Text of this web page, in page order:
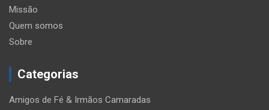
Missão
Quem somos
Sobre
Categorias
Amigos de Fé & Irmãos Camaradas